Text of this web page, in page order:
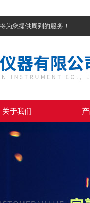
为您提供周到的服务！
关于我们